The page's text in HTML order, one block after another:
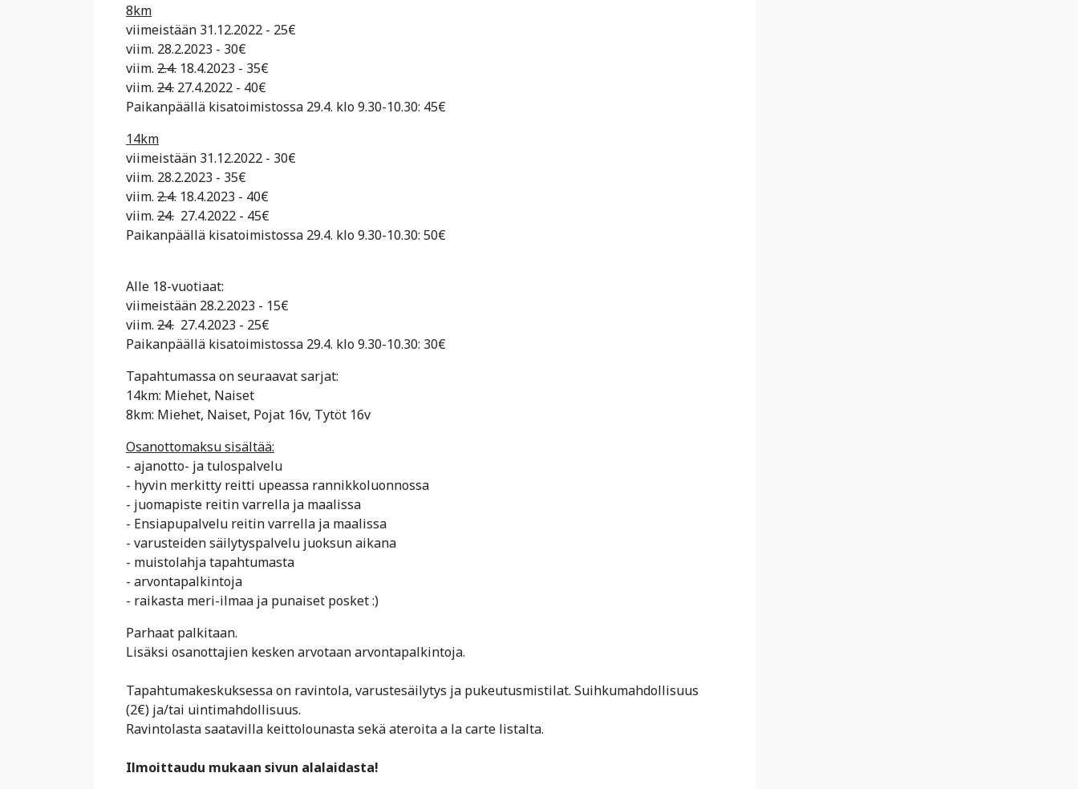
8km
viimeistään 31.12.2022 - 25€
viim. 28.2.2023 - 30€
viim. 2.4. 18.4.2023 - 35€
viim. 24. 27.4.2022 - 40€
Paikanpäällä kisatoimistossa 29.4. klo 9.30-10.30: 45€
14km
viimeistään 31.12.2022 - 30€
viim. 28.2.2023 - 35€
viim. 2.4. 18.4.2023 - 40€
viim. 24. 27.4.2022 - 45€
Paikanpäällä kisatoimistossa 29.4. klo 9.30-10.30: 50€
Alle 18-vuotiaat:
viimeistään 28.2.2023 - 15€
viim. 24. 27.4.2023 - 25€
Paikanpäällä kisatoimistossa 29.4. klo 9.30-10.30: 30€
Tapahtumassa on seuraavat sarjat:
14km: Miehet, Naiset
8km: Miehet, Naiset, Pojat 16v, Tytöt 16v
Osanottomaksu sisältää:
- ajanotto- ja tulospalvelu
- hyvin merkitty reitti upeassa rannikkoluonnossa
- juomapiste reitin varrella ja maalissa
- Ensiapupalvelu reitin varrella ja maalissa
- varusteiden säilytyspalvelu juoksun aikana
- muistolahja tapahtumasta
- arvontapalkintoja
- raikasta meri-ilmaa ja punaiset posket :)
Parhaat palkitaan.
Lisäksi osanottajien kesken arvotaan arvontapalkintoja.
Tapahtumakeskuksessa on ravintola, varustesäilytys ja pukeutusmistilat. Suihkumahdollisuus
(2€) ja/tai uintimahdollisuus.
Ravintolasta saatavilla keittolounasta sekä ateroita a la carte listalta.
Ilmoittaudu mukaan sivun alalaidasta!